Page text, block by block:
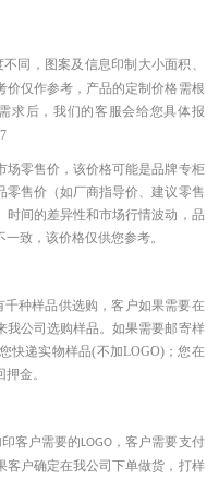
同，图案及信息印制大小面积、
价仅作参考，产品的定制价格需根
求后，我们的客服会给您具体报
场零售价，该价格可能是品牌专柜
零售价（如厂商指导价、建议零售
时间的差异性和市场行情波动，品
致，该价格仅供您参考。
种样品供选购，客户如果需要在
我公司选购样品。如果需要邮寄样
快递实物样品(不加LOGO)；您在
金。
客户需要的LOGO ，客户需要支付
客户确定在我公司下单做货，打样